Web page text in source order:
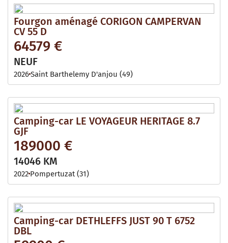
Fourgon aménagé CORIGON CAMPERVAN
CV 55 D
64579 €
NEUF
2026Saint Barthelemy D'anjou (49)
Camping-car LE VOYAGEUR HERITAGE 8.7
GJF
189000 €
14046 KM
2022 Pompertuzat (31)
Camping-car DETHLEFFS JUST 90 T 6752
DBL